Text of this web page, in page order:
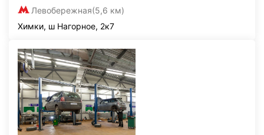
Левобережная(5,6 км)
Химки, ш Нагорное, 2к7